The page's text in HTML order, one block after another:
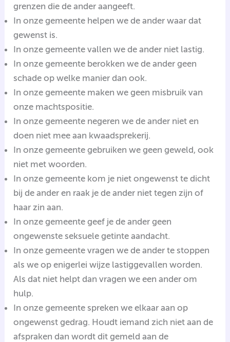
grenzen die de ander aangeeft.
In onze gemeente helpen we de ander waar dat
gewenst is.
In onze gemeente vallen we de ander niet lastig.
In onze gemeente berokken we de ander geen
schade op welke manier dan ook.
In onze gemeente maken we geen misbruik van
onze machtspositie.
In onze gemeente negeren we de ander niet en
doen niet mee aan kwaadsprekerij.
In onze gemeente gebruiken we geen geweld, ook
niet met woorden.
In onze gemeente kom je niet ongewenst te dicht
bij de ander en raak je de ander niet tegen zijn of
haar zin aan.
In onze gemeente geef je de ander geen
ongewenste seksuele getinte aandacht.
In onze gemeente vragen we de ander te stoppen
als we op enigerlei wijze lastiggevallen worden.
Als dat niet helpt dan vragen we een ander om
hulp.
In onze gemeente spreken we elkaar aan op
ongewenst gedrag. Houdt iemand zich niet aan de
afspraken dan wordt dit gemeld aan de